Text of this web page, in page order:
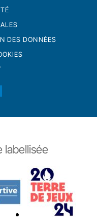
DES DONNÉES
labellisée